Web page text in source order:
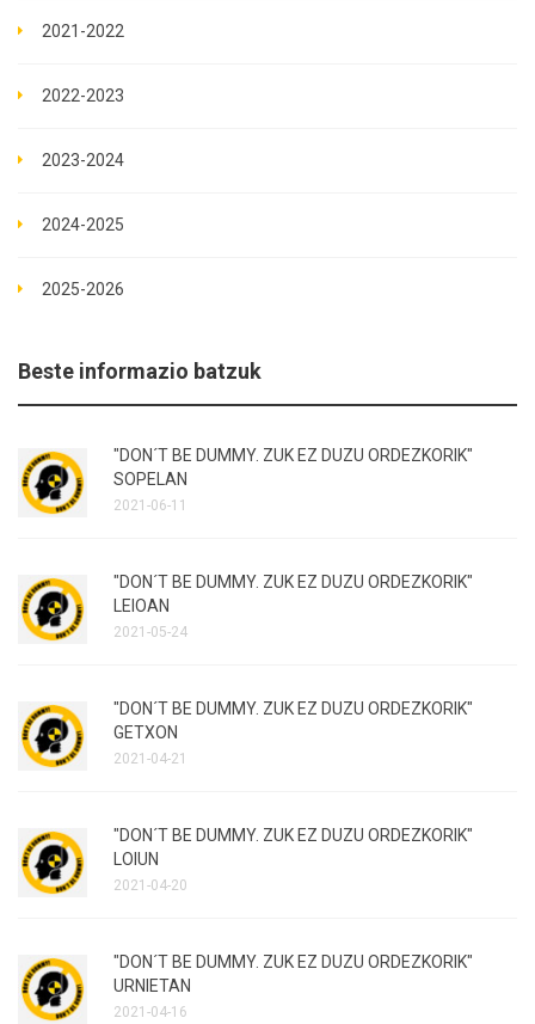
2021-2022
2022-2023
2023-2024
2024-2025
2025-2026
Beste informazio batzuk
"DON´T BE DUMMY. ZUK EZ DUZU ORDEZKORIK"
SOPELAN
2021-06-11
"DON´T BE DUMMY. ZUK EZ DUZU ORDEZKORIK"
LEIOAN
2021-05-24
"DON´T BE DUMMY. ZUK EZ DUZU ORDEZKORIK"
GETXON
2021-04-21
"DON´T BE DUMMY. ZUK EZ DUZU ORDEZKORIK"
LOIUN
2021-04-20
"DON´T BE DUMMY. ZUK EZ DUZU ORDEZKORIK"
URNIETAN
2021-04-16